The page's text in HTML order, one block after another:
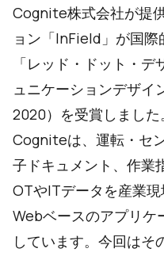
Cognite株式会社が提
ョン「InField」が国
「レッド・ドット・
ュニケーションデザイ
2020）を受賞しました。
Cogniteは、運転・セ
子ドキュメント、作業
OTやITデータを産業
Webベースのアプリ
しています。今回はそ